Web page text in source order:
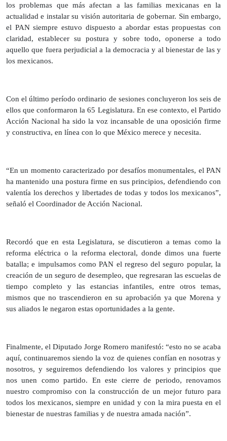
los problemas que más afectan a las familias mexicanas en la
actualidad e instalar su visión autoritaria de gobernar. Sin embargo,
el PAN siempre estuvo dispuesto a abordar estas propuestas con
claridad, establecer su postura y sobre todo, oponerse a todo
aquello que fuera perjudicial a la democracia y al bienestar de las y
los mexicanos.
Con el último período ordinario de sesiones concluyeron los seis de
ellos que conformaron la 65 Legislatura. En ese contexto, el Partido
Acción Nacional ha sido la voz incansable de una oposición firme
y constructiva, en línea con lo que México merece y necesita.
“En un momento caracterizado por desafíos monumentales, el PAN
ha mantenido una postura firme en sus principios, defendiendo con
valentía los derechos y libertades de todas y todos los mexicanos”,
señaló el Coordinador de Acción Nacional.
Recordó que en esta Legislatura, se discutieron a temas como la
reforma eléctrica o la reforma electoral, donde dimos una fuerte
batalla; e impulsamos como PAN el regreso del seguro popular, la
creación de un seguro de desempleo, que regresaran las escuelas de
tiempo completo y las estancias infantiles, entre otros temas,
mismos que no trascendieron en su aprobación ya que Morena y
sus aliados le negaron estas oportunidades a la gente.
Finalmente, el Diputado Jorge Romero manifestó: “esto no se acaba
aquí, continuaremos siendo la voz de quienes confían en nosotras y
nosotros, y seguiremos defendiendo los valores y principios que
nos unen como partido. En este cierre de periodo, renovamos
nuestro compromiso con la construcción de un mejor futuro para
todos los mexicanos, siempre en unidad y con la mira puesta en el
bienestar de nuestras familias y de nuestra amada nación”.